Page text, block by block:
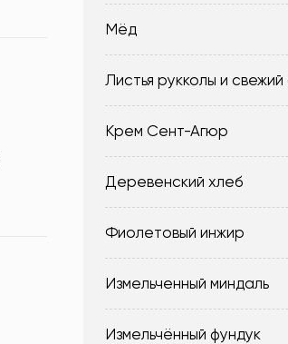
Мёд
Листья рукколы и свежий
Крем Сент-Агюр
Деревенский хлеб
Фиолетовый инжир
Измельченный миндаль
Измельчённый фундук